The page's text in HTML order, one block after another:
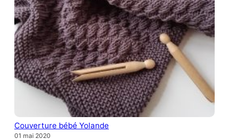
Couverture bébé Yolande
01 mai 2020